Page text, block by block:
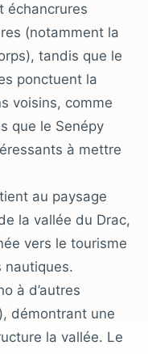
échancrures
(notamment la
tandis que le
ponctuent la
voisins, comme
que le Senépy
à mettre
au paysage
la vallée du Drac,
vers le tourisme
nautiques.
à d’autres
démontrant une
la vallée. Le